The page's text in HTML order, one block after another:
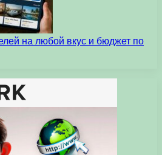
на любой вкус и бюджет по